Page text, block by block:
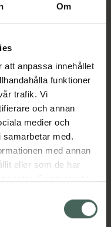
Om
att anpassa innehållet
funktioner
trafik. Vi
och annan
medier och
med.
med annan
eller som de har
påverkar inte
innan